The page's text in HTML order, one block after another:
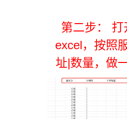
第二步： 打
excel，按照
址|数量，做